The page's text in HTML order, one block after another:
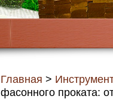
Главная >
фасонного проката: